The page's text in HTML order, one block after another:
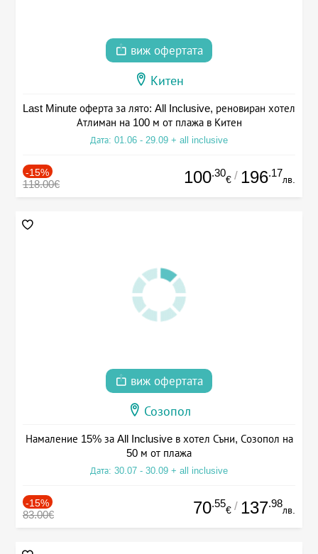
виж офертата
Китен
Last Minute оферта за лято: All Inclusive, реновиран хотел
Атлиман на 100 м от плажа в Китен
Дата: 01.06 - 29.09 + all inclusive
-15%
118.00€ 100.30
€ / 196.17
лв.
виж офертата
Созопол
Намаление 15% за All Inclusive в хотел Съни, Созопол на
50 м от плажа
Дата: 30.07 - 30.09 + all inclusive
-15%
83.00€ 70.55
€ / 137.98
лв.